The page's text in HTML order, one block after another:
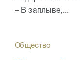
– В заплыве,...
Общество